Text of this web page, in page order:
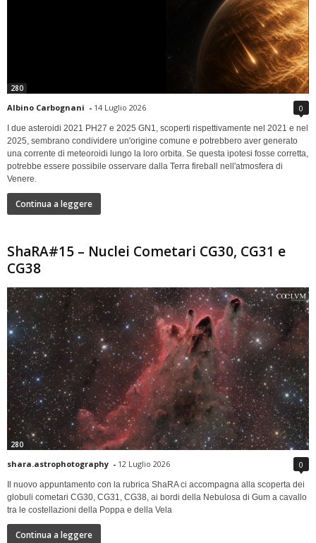
280
Albino Carbognani - 14 Luglio 2026 0
I due asteroidi 2021 PH27 e 2025 GN1, scoperti rispettivamente nel 2021 e nel
2025, sembrano condividere un'origine comune e potrebbero aver generato
una corrente di meteoroidi lungo la loro orbita. Se questa ipotesi fosse corretta,
potrebbe essere possibile osservare dalla Terra fireball nell'atmosfera di
Venere.
Continua a leggere
ShaRA#15 – Nuclei Cometari CG30, CG31 e
CG38
280
shara.astrophotography - 12 Luglio 2026 0
Il nuovo appuntamento con la rubrica ShaRA ci accompagna alla scoperta dei
globuli cometari CG30, CG31, CG38, ai bordi della Nebulosa di Gum a cavallo
tra le costellazioni della Poppa e della Vela
Continua a leggere